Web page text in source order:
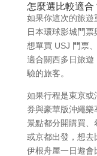
怎麼選比較適合
如果你這次的旅遊
日本環球影城門
想單買 USJ 門票
適合關西多日旅遊
驗的旅客。
如果行程是東京或
券與豪華版沖繩
景點都分開購買、
或京都出發，想去
伊根舟屋一日遊會